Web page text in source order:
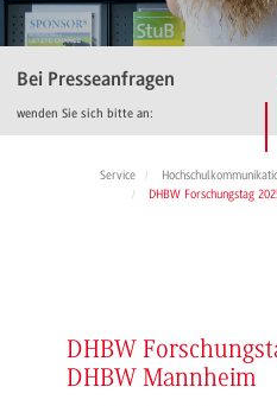
Bei Presseanfragen
wenden Sie sich bitte an:
Service
DHBW Forschungstag
DHBW
DHBW Mannheim